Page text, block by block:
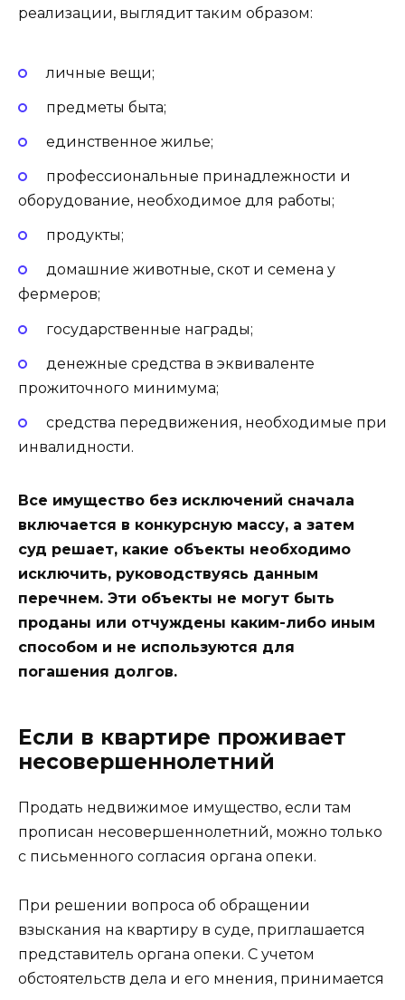
реализации, выглядит таким образом:
личные вещи;
предметы быта;
единственное жилье;
профессиональные принадлежности и
оборудование, необходимое для работы;
продукты;
домашние животные, скот и семена у
фермеров;
государственные награды;
денежные средства в эквиваленте
прожиточного минимума;
средства передвижения, необходимые при
инвалидности.
Все имущество без исключений сначала
включается в конкурсную массу, а затем
суд решает, какие объекты необходимо
исключить, руководствуясь данным
перечнем. Эти объекты не могут быть
проданы или отчуждены каким-либо иным
способом и не используются для
погашения долгов.
Если в квартире проживает
несовершеннолетний
Продать недвижимое имущество, если там
прописан несовершеннолетний, можно только
с письменного согласия органа опеки.
При решении вопроса об обращении
взыскания на квартиру в суде, приглашается
представитель органа опеки. С учетом
обстоятельств дела и его мнения, принимается